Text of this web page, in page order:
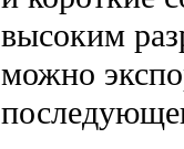
высоким
можно